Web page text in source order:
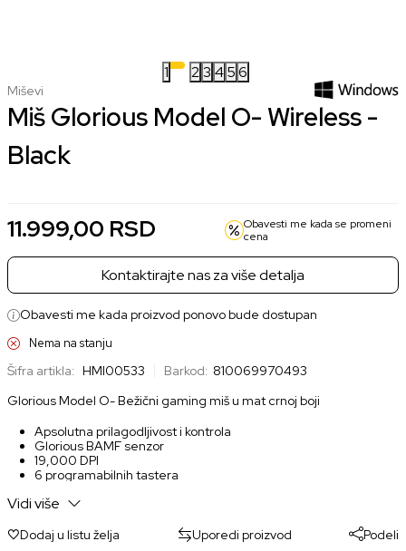
1 23 456
Miševi
Miš Glorious Model O- Wireless -
Black
11.999,00 RSD
Obavesti me kada se promeni
cena
Kontaktirajte nas za više detalja
Obavesti me kada proizvod ponovo bude dostupan
Nema na stanju
Šifra artikla: HMI00533 Barkod: 810069970493
Glorious Model O- Bežični gaming miš u mat crnoj boji
Apsolutna prilagodljivost i kontrola
Glorious BAMF senzor
19,000 DPI
6 programabilnih tastera
RGB LED osvetljenje
Vidi više
Dodaj u listu želja Uporedi proizvod Podeli